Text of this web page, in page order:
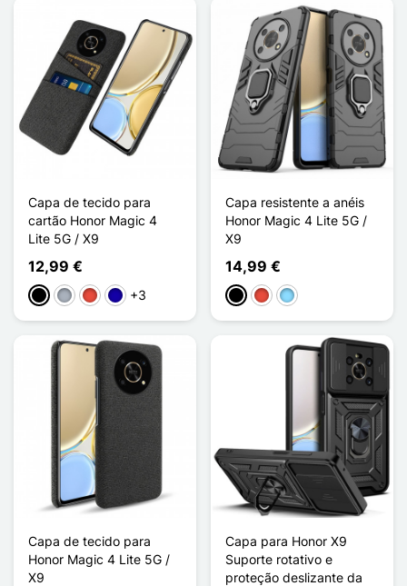
Capa de tecido para
cartão Honor Magic 4
Lite 5G / X9
12,99 €
PretoCinzentoVermelhoAzul Escuro
+3
Capa resistente a anéis
Honor Magic 4 Lite 5G /
X9
14,99 €
PretoVermelhoAzul Claro
Capa de tecido para
Honor Magic 4 Lite 5G /
X9
Capa para Honor X9
Suporte rotativo e
proteção deslizante da